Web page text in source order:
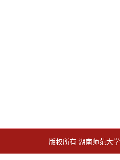
版权所有 湖南师范大